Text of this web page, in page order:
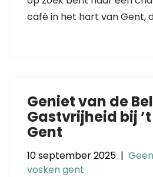
café in het hart van Gent,
Geniet van de
Gastvrijheid bij
Gent
10 september 2025 |
vosken gent